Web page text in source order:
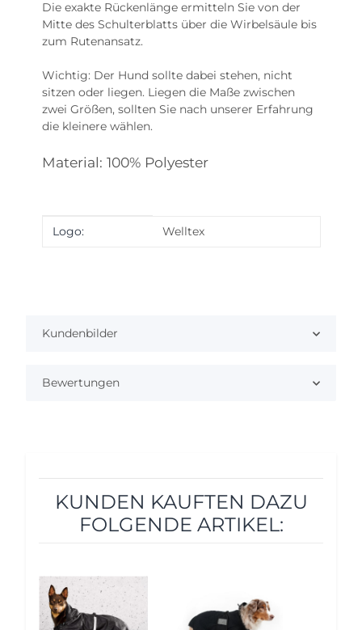
Die exakte Rückenlänge ermitteln Sie von der
Mitte des Schulterblatts über die Wirbelsäule bis
zum Rutenansatz.
Wichtig: Der Hund sollte dabei stehen, nicht
sitzen oder liegen. Liegen die Maße zwischen
zwei Größen, sollten Sie nach unserer Erfahrung
die kleinere wählen.
Material: 100% Polyester
Produkteigenschaft
Wert
Logo: Welltex
Kundenbilder
Bewertungen
KUNDEN KAUFTEN DAZU
FOLGENDE ARTIKEL:
5%